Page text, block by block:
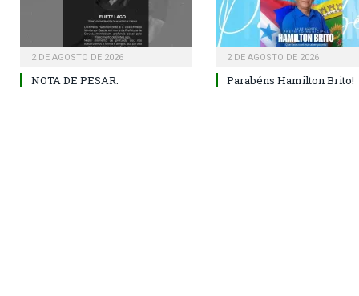
2 DE AGOSTO DE 2026
NOTA DE PESAR.
2 DE AGOSTO DE 2026
Parabéns Hamilton Brito!